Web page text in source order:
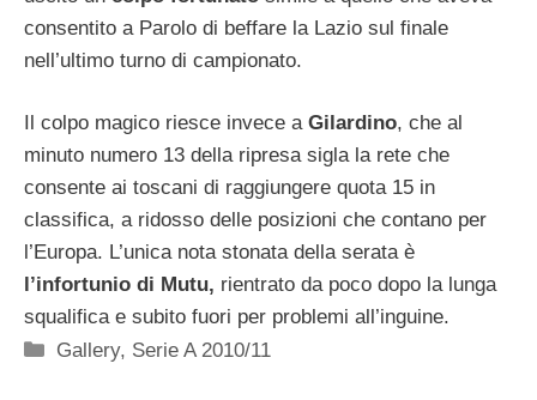
consentito a Parolo di beffare la Lazio sul finale
nell’ultimo turno di campionato.
Il colpo magico riesce invece aGilardino, che al
minuto numero 13 della ripresa sigla la rete che
consente ai toscani di raggiungere quota 15 in
classifica, a ridosso delle posizioni che contano per
l’Europa. L’unica nota stonata della serata è
l’infortunio di Mutu, rientrato da poco dopo la lunga
squalifica e subito fuori per problemi all’inguine.
Categorie
Gallery, Serie A 2010/11